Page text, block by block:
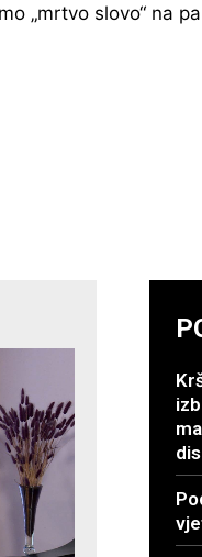
„mrtvo slovo“ na